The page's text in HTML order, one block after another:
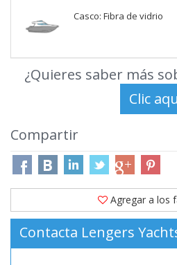
Casco: Fibra de vidrio
¿Quieres saber más
Compartir
Agregar a los
Contacta Lengers